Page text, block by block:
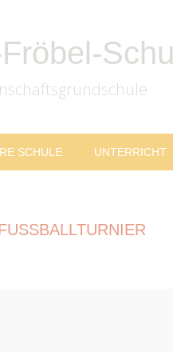
SCHULE UNTERRICHT